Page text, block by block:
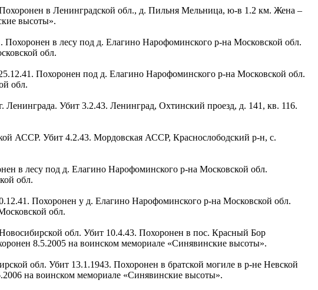
в Ленинградской обл., д. Пильня Мельница, ю-в 1.2 км. Жена –
высоты».
в лесу под д. Елагино Нарофоминского р-на Московской обл.
обл.
Похоронен под д. Елагино Нарофоминского р-на Московской обл.
обл.
Убит 3.2.43. Ленинград, Охтинский проезд, д. 141, кв. 116.
АССР. Убит 4.2.43. Мордовская АССР, Краснослободский р-н, с.
в лесу под д. Елагино Нарофоминского р-на Московской обл.
обл.
Похоронен у д. Елагино Нарофоминского р-на Московской обл.
обл.
обл. Убит 10.4.43. Похоронен в пос. Красный Бор
8.5.2005 на воинском мемориале «Синявинские высоты».
обл. Убит 13.1.1943. Похоронен в братской могиле в р-не Невской
на воинском мемориале «Синявинские высоты».